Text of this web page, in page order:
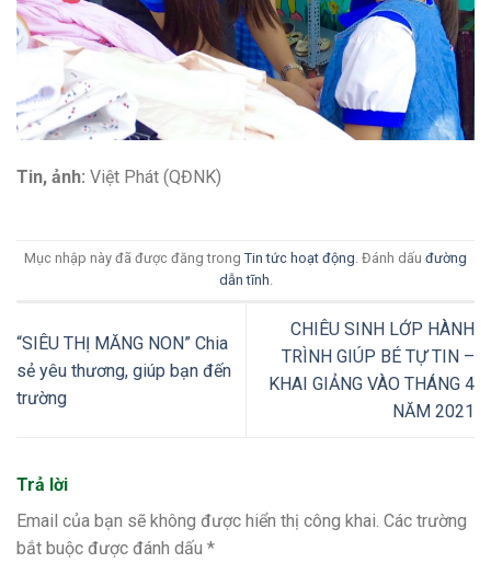
Tin, ảnh: Việt Phát (QĐNK)
Mục nhập này đã được đăng trong Tin tức hoạt động. Đánh dấu đường
dẫn tĩnh.
“SIÊU THỊ MĂNG NON” Chia
sẻ yêu thương, giúp bạn đến
trường
CHIÊU SINH LỚP HÀNH
TRÌNH GIÚP BÉ TỰ TIN –
KHAI GIẢNG VÀO THÁNG 4
NĂM 2021
Trả lời
Email của bạn sẽ không được hiển thị công khai. Các trường
bắt buộc được đánh dấu *